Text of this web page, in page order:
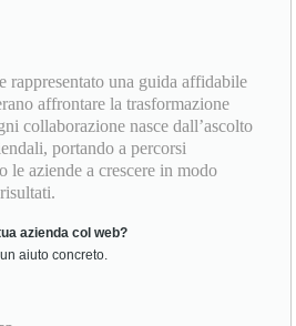
rappresentato una guida affidabile
affrontare la trasformazione
collaborazione nasce dall’ascolto
portando a percorsi
le aziende a crescere in modo
azienda col web?
aiuto concreto.